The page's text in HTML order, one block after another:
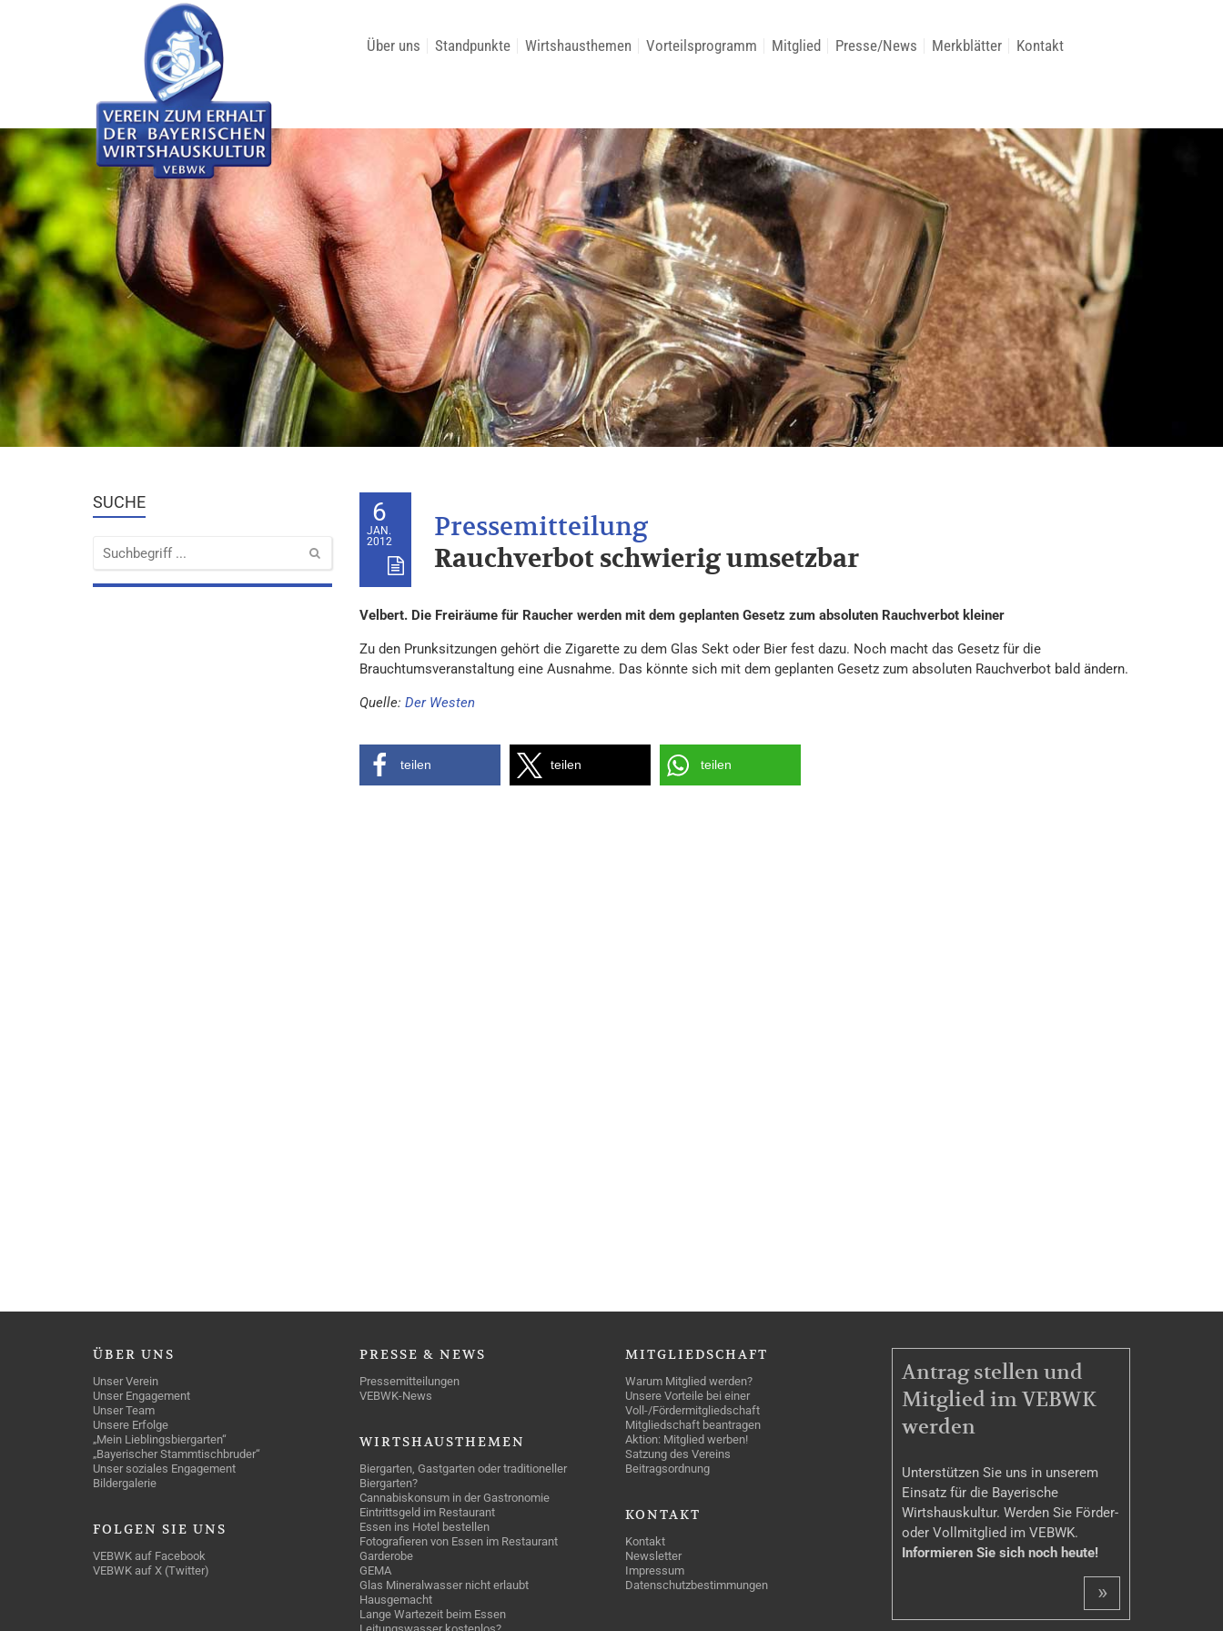
Über uns Standpunkte Wirtshausthemen Vorteilsprogramm Mitglied Presse/News Merkblätter Kontakt
SUCHE 6
JAN.
2012
Rauchverbot schwierig umsetzbar
Velbert. Die Freiräume für Raucher werden mit dem geplanten Gesetz zum absoluten Rauchverbot kleiner
Zu den Prunksitzungen gehört die Zigarette zu dem Glas Sekt oder Bier fest dazu. Noch macht das Gesetz für die
Brauchtumsveranstaltung eine Ausnahme. Das könnte sich mit dem geplanten Gesetz zum absoluten Rauchverbot bald ändern.
Quelle: Der Westen
teilen teilen teilen
ÜBER UNS
Unser Verein
Unser Engagement
Unser Team
Unsere Erfolge
„Mein Lieblingsbiergarten“
„Bayerischer Stammtischbruder“
Unser soziales Engagement
Bildergalerie
FOLGEN SIE UNS
VEBWK auf Facebook
VEBWK auf X (Twitter)
PRESSE & NEWS
Pressemitteilungen
VEBWK-News
WIRTSHAUSTHEMEN
Biergarten, Gastgarten oder traditioneller
Biergarten?
Cannabiskonsum in der Gastronomie
Eintrittsgeld im Restaurant
Essen ins Hotel bestellen
Fotografieren von Essen im Restaurant
Garderobe
GEMA
Glas Mineralwasser nicht erlaubt
Hausgemacht
Lange Wartezeit beim Essen
MITGLIEDSCHAFT
Warum Mitglied werden?
Unsere Vorteile bei einer
Voll-/Fördermitgliedschaft
Mitgliedschaft beantragen
Aktion: Mitglied werben!
Satzung des Vereins
Beitragsordnung
KONTAKT
Kontakt
Newsletter
Impressum
Datenschutzbestimmungen
MITGLIEDSCHAFT
Antrag stellen und
Mitglied im VEBWK
werden
Unterstützen Sie uns in unserem
Einsatz für die Bayerische
Wirtshauskultur. Werden Sie Förder-
oder Vollmitglied im VEBWK.
Informieren Sie sich noch heute!
»